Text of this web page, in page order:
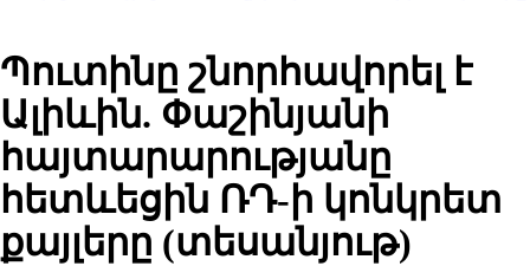
Պուտինը շնորհավորել է
Ալիևին. Փաշինյանի
հայտարարությանը
հետևեցին ՌԴ-ի կոնկրետ
քայլերը (տեսանյութ)